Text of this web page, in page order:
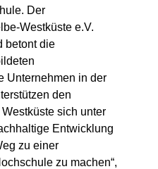
Der
Westküste e.V.
betont die
Unternehmen in der
den
sich unter
Entwicklung
zu einer
zu machen“,